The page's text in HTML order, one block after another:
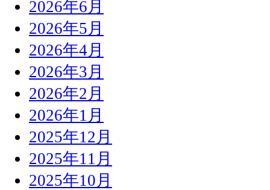
2026年6月
2026年5月
2026年4月
2026年3月
2026年2月
2026年1月
2025年12月
2025年11月
2025年10月